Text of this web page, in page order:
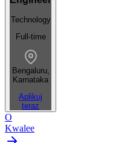
Technology
Full-time
Bengaluru,
Karnataka
Aplikuj
teraz
O
Kwalee